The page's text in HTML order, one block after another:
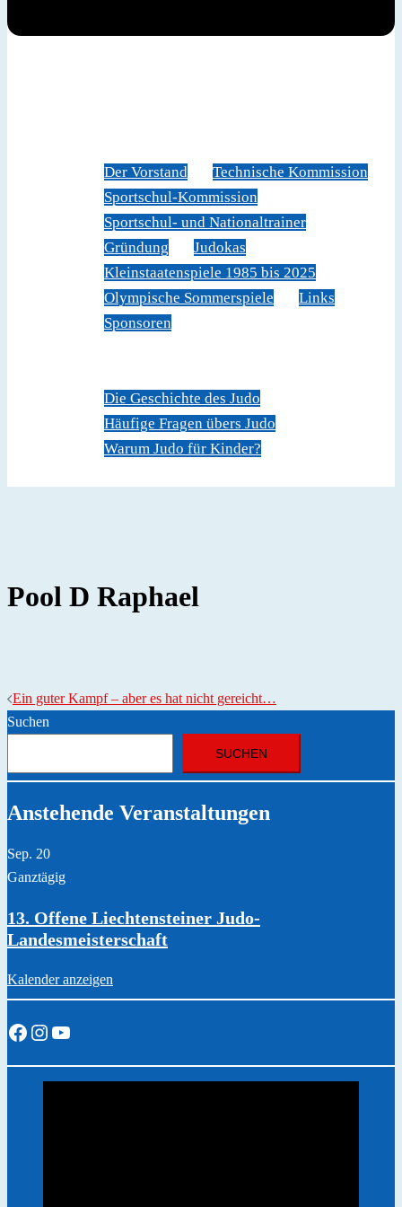
Der Vorstand
Technische Kommission
Sportschul-Kommission
Sportschul- und Nationaltrainer
Gründung
Judokas
Kleinstaatenspiele 1985 bis 2025
Olympische Sommerspiele
Links
Sponsoren
Die Geschichte des Judo
Häufige Fragen übers Judo
Warum Judo für Kinder?
Pool D Raphael
Beitragsnavigation
Ein guter Kampf – aber es hat nicht gereicht…
Suchen
SUCHEN
Anstehende Veranstaltungen
Sep. 20
Ganztägig
13. Offene Liechtensteiner Judo-
Landesmeisterschaft
Kalender anzeigen
Facebook
Instagram
YouTube